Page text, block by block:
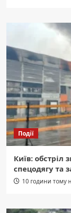
Події
Київ:
спецодягу та
10 години тому